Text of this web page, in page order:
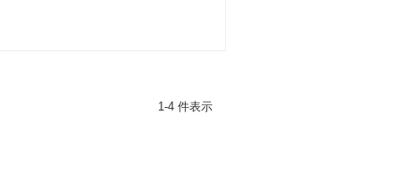
1-4 件表示